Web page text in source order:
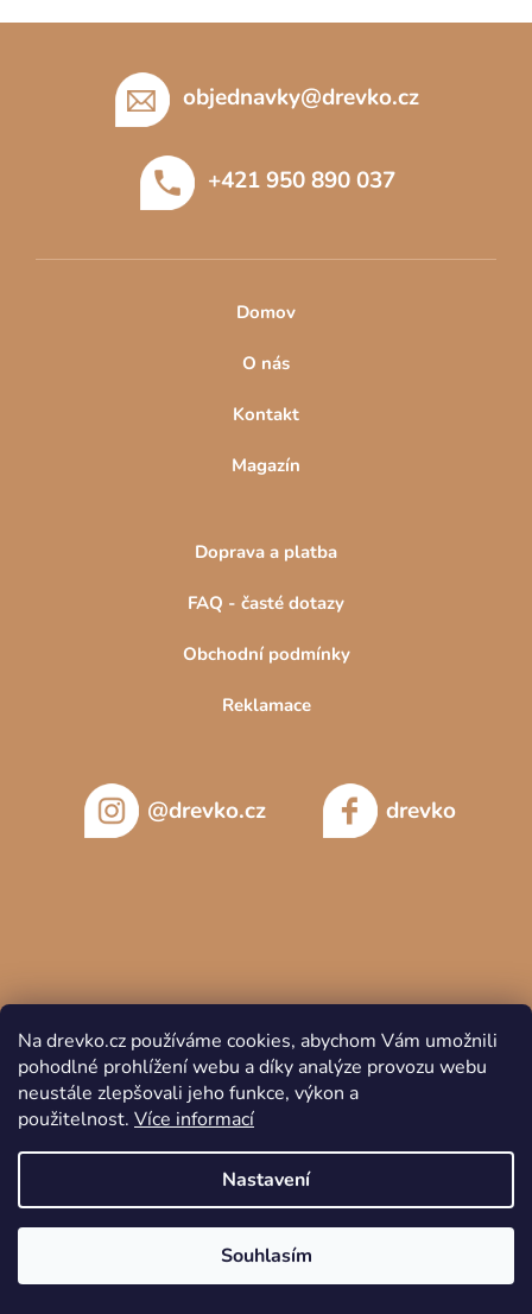
Na drevko.cz používáme cookies, abychom Vám umožnili
pohodlné prohlížení webu a díky analýze provozu webu
neustále zlepšovali jeho funkce, výkon a
použitelnost. Více informací
Nastavení
Souhlasím
i
s
objednavky@drevko.cz
+421 950 890 037
Domov
O nás
Kontakt
Magazín
Doprava a platba
FAQ - časté dotazy
Obchodní podmínky
Reklamace
@drevko.cz drevko
Vytvořil Shoptet